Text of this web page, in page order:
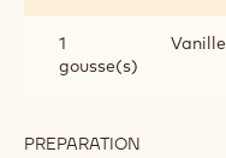
1
gousse(s)
Vanille
PREPARATION